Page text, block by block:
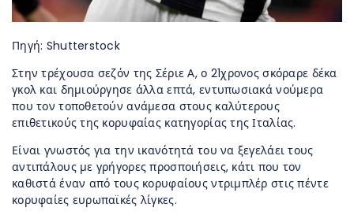
Πηγή: Shutterstock
Στην τρέχουσα σεζόν της Σέριε Α, ο 21χρονος σκόραρε δέκα
γκολ και δημιούργησε άλλα επτά, εντυπωσιακά νούμερα
που τον τοποθετούν ανάμεσα στους καλύτερους
επιθετικούς της κορυφαίας κατηγορίας της Ιταλίας.
Είναι γνωστός για την ικανότητά του να ξεγελάει τους
αντιπάλους με γρήγορες προσποιήσεις, κάτι που τον
καθιστά έναν από τους κορυφαίους ντριμπλέρ στις πέντε
κορυφαίες ευρωπαϊκές λίγκες.